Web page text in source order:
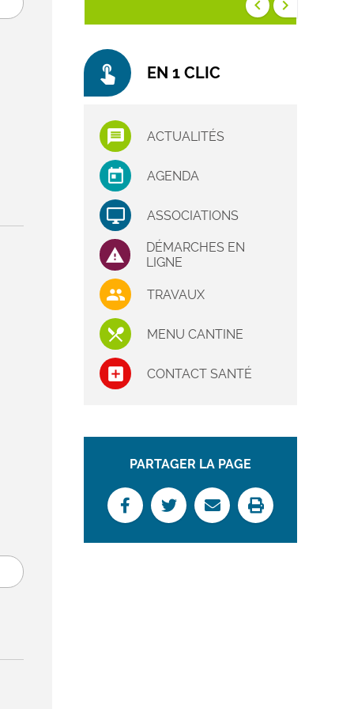
keyboard_arrow_left keyboard_arrow_right
touch_app EN 1 CLIC
ACTUALITÉS
AGENDA
ASSOCIATIONS
DÉMARCHES EN
LIGNE
TRAVAUX
MENU CANTINE
CONTACT SANTÉ
PARTAGER LA PAGE